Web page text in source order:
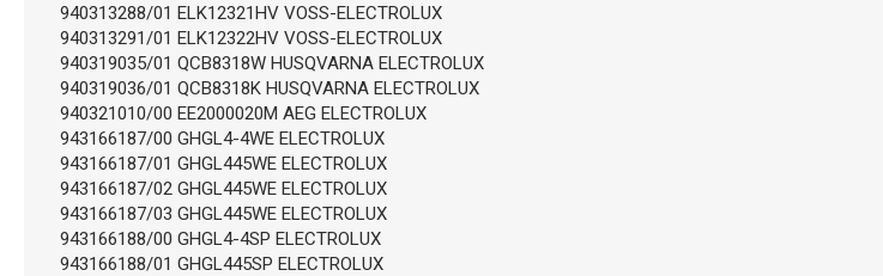
940313288/01 ELK12321HV VOSS-ELECTROLUX
940313291/01 ELK12322HV VOSS-ELECTROLUX
940319035/01 QCB8318W HUSQVARNA ELECTROLUX
940319036/01 QCB8318K HUSQVARNA ELECTROLUX
940321010/00 EE2000020M AEG ELECTROLUX
943166187/00 GHGL4-4WE ELECTROLUX
943166187/01 GHGL445WE ELECTROLUX
943166187/02 GHGL445WE ELECTROLUX
943166187/03 GHGL445WE ELECTROLUX
943166188/00 GHGL4-4SP ELECTROLUX
943166188/01 GHGL445SP ELECTROLUX